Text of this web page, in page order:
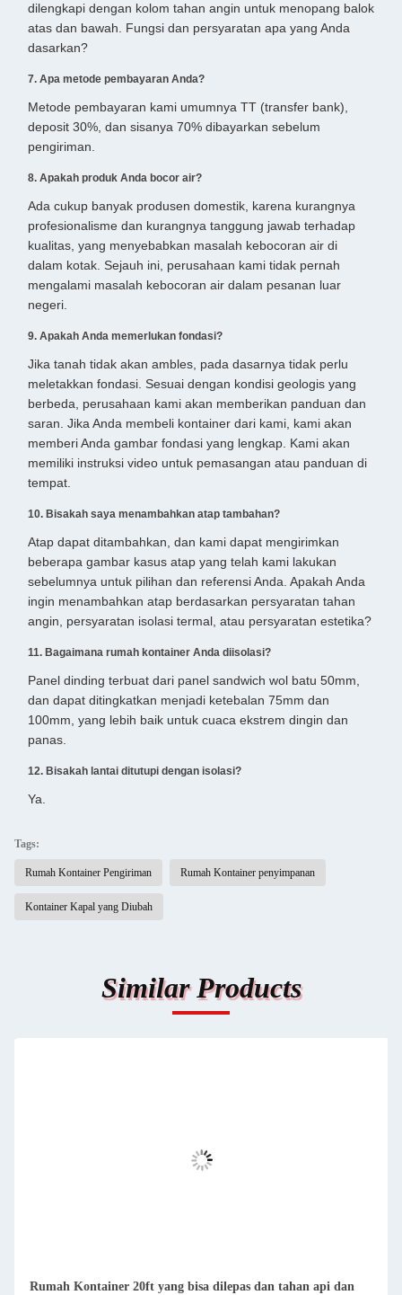
dilengkapi dengan kolom tahan angin untuk menopang balok
atas dan bawah. Fungsi dan persyaratan apa yang Anda
dasarkan?
7. Apa metode pembayaran Anda?
Metode pembayaran kami umumnya TT (transfer bank),
deposit 30%, dan sisanya 70% dibayarkan sebelum
pengiriman.
8. Apakah produk Anda bocor air?
Ada cukup banyak produsen domestik, karena kurangnya
profesionalisme dan kurangnya tanggung jawab terhadap
kualitas, yang menyebabkan masalah kebocoran air di
dalam kotak. Sejauh ini, perusahaan kami tidak pernah
mengalami masalah kebocoran air dalam pesanan luar
negeri.
9. Apakah Anda memerlukan fondasi?
Jika tanah tidak akan ambles, pada dasarnya tidak perlu
meletakkan fondasi. Sesuai dengan kondisi geologis yang
berbeda, perusahaan kami akan memberikan panduan dan
saran. Jika Anda membeli kontainer dari kami, kami akan
memberi Anda gambar fondasi yang lengkap. Kami akan
memiliki instruksi video untuk pemasangan atau panduan di
tempat.
10. Bisakah saya menambahkan atap tambahan?
Atap dapat ditambahkan, dan kami dapat mengirimkan
beberapa gambar kasus atap yang telah kami lakukan
sebelumnya untuk pilihan dan referensi Anda. Apakah Anda
ingin menambahkan atap berdasarkan persyaratan tahan
angin, persyaratan isolasi termal, atau persyaratan estetika?
11. Bagaimana rumah kontainer Anda diisolasi?
Panel dinding terbuat dari panel sandwich wol batu 50mm,
dan dapat ditingkatkan menjadi ketebalan 75mm dan
100mm, yang lebih baik untuk cuaca ekstrem dingin dan
panas.
12. Bisakah lantai ditutupi dengan isolasi?
Ya.
Tags:
Rumah Kontainer Pengiriman Rumah Kontainer penyimpanan
Kontainer Kapal yang Diubah
Similar Products
Rumah Kontainer Prefab Kompak yang Dapat Dihapus